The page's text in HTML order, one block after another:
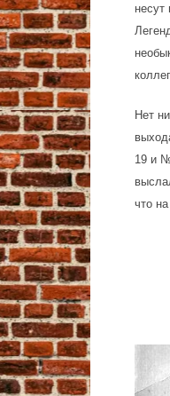
несут
Нет
19 и
что